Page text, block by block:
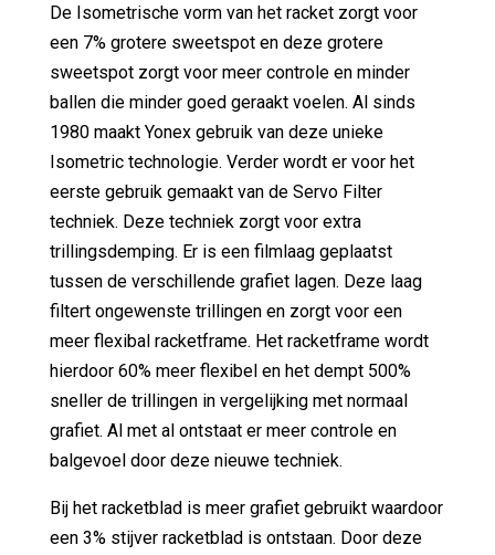
De Isometrische vorm van het racket zorgt voor
een 7% grotere sweetspot en deze grotere
sweetspot zorgt voor meer controle en minder
ballen die minder goed geraakt voelen. Al sinds
1980 maakt Yonex gebruik van deze unieke
Isometric technologie. Verder wordt er voor het
eerste gebruik gemaakt van de Servo Filter
techniek. Deze techniek zorgt voor extra
trillingsdemping. Er is een filmlaag geplaatst
tussen de verschillende grafiet lagen. Deze laag
filtert ongewenste trillingen en zorgt voor een
meer flexibal racketframe. Het racketframe wordt
hierdoor 60% meer flexibel en het dempt 500%
sneller de trillingen in vergelijking met normaal
grafiet. Al met al ontstaat er meer controle en
balgevoel door deze nieuwe techniek.
Bij het racketblad is meer grafiet gebruikt waardoor
een 3% stijver racketblad is ontstaan. Door deze